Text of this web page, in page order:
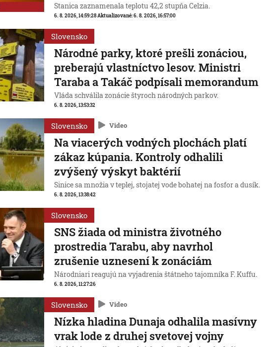
Stanica zaznamenala teplotu 42,2 stupňa Celzia.
6. 8. 2026, 14:59:28Aktualizované:6. 8. 2026, 16:57:00
Slovensko
Národné parky, ktoré prešli zonáciou,
preberajú vlastníctvo lesov. Ministri
Taraba a Takáč podpísali memorandum
Vláda schválila zonácie štyroch národných parkov.
6. 8. 2026, 13:53:32
Slovensko Video
Na viacerých vodných plochách platí
zákaz kúpania. Kontroly odhalili
zvýšený výskyt baktérií
Sinice sa množia v teplej, stojatej vode bohatej na fosfor a dusík.
6. 8. 2026, 13:38:42
Slovensko
SNS žiada od ministra životného
prostredia Tarabu, aby navrhol
zrušenie uznesení k zonáciám
Národniari reagujú na vyjadrenia štátneho tajomníka F. Kuffu.
6. 8. 2026, 11:27:26
Slovensko Video
Nízka hladina Dunaja odhalila masívny
vrak lode z druhej svetovej vojny